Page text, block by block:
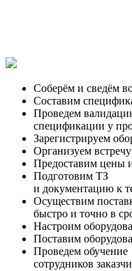
Соберём и сведём
Составим
Проведем
спецификации у
Зарегистрируем
Организуем
Предоставим цены
Подготовим ТЗ
и документацию к
Осуществим
быстро и точно в
Настроим
Поставим
Проведем обучение
сотрудников